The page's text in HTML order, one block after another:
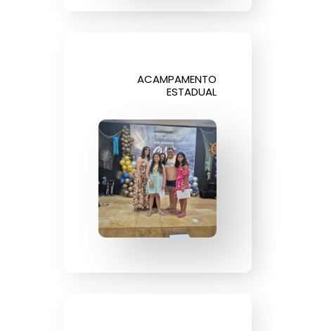
ACAMPAMENTO
ESTADUAL